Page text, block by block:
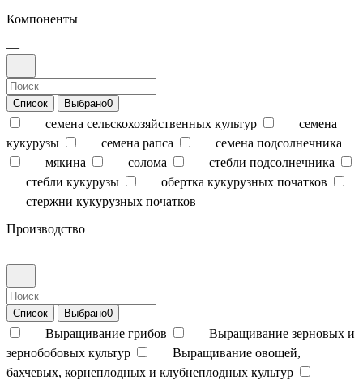
Компоненты
—
Список Выбрано0
семена сельскохозяйственных культур
семена
кукурузы
семена рапса
семена подсолнечника
мякина
солома
стебли подсолнечника
стебли кукурузы
обертка кукурузных початков
стержни кукурузных початков
Производство
—
Список Выбрано0
Выращивание грибов
Выращивание зерновых и
зернобобовых культур
Выращивание овощей,
бахчевых, корнеплодных и клубнеплодных культур